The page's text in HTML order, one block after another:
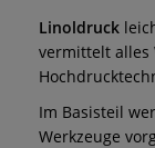
Linoldruck
vermittelt alles
Im Basisteil
Werkzeuge